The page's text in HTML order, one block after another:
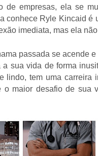
de empresas, ela se
conhece Ryle Kincaid é
imediata, mas ela
passada se acende
sua vida de forma
lindo, tem uma carreira
maior desafio de sua